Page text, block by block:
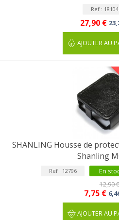
Ref : 18104
27,90 €
AJOUTER AU
SHANLING Housse de
Shanling
Ref : 12796 En
7,75 €
12,90 €
AJOUTER AU